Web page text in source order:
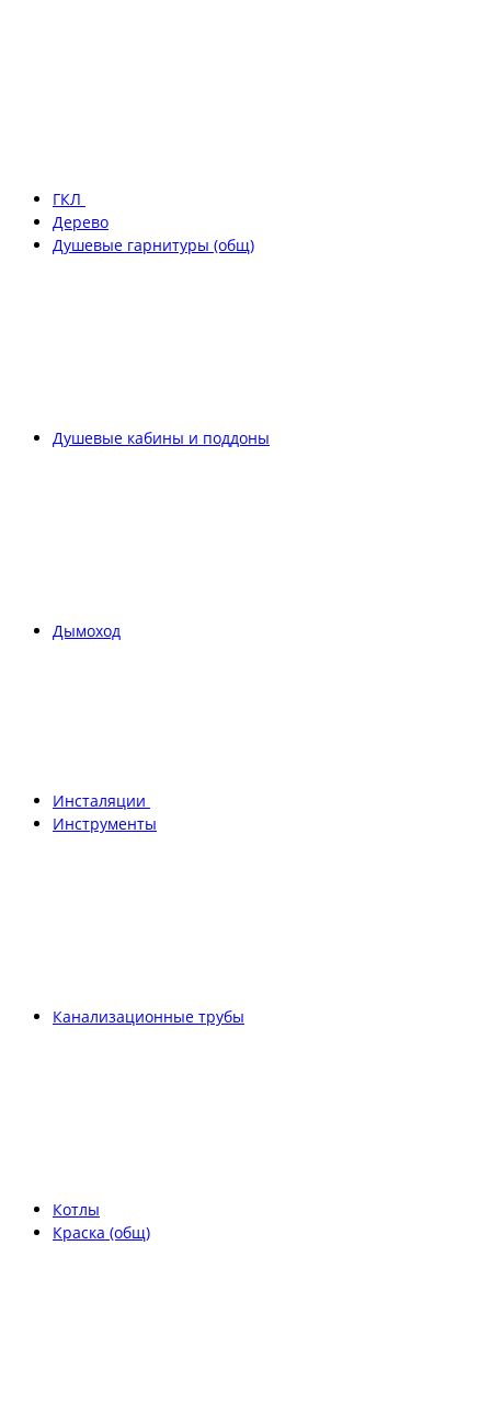
ГКЛ
Дерево
Душевые гарнитуры (общ)
Душевые кабины и поддоны
Дымоход
Инсталяции
Инструменты
Канализационные трубы
Котлы
Краска (общ)